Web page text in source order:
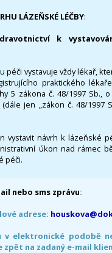
LÁZEŇSKÉ LÉČBY:
k
péči vystavuje vždy lékař,
praktického
5 zákona č. 48/1997 Sb.,
jen „zákon č. 48/
vystavit návrh k lázeňské
úkon nad rámec
péči.
nebo sms zprávu:
adrese:
v elektronické podobě
zpět na zadaný e-mail